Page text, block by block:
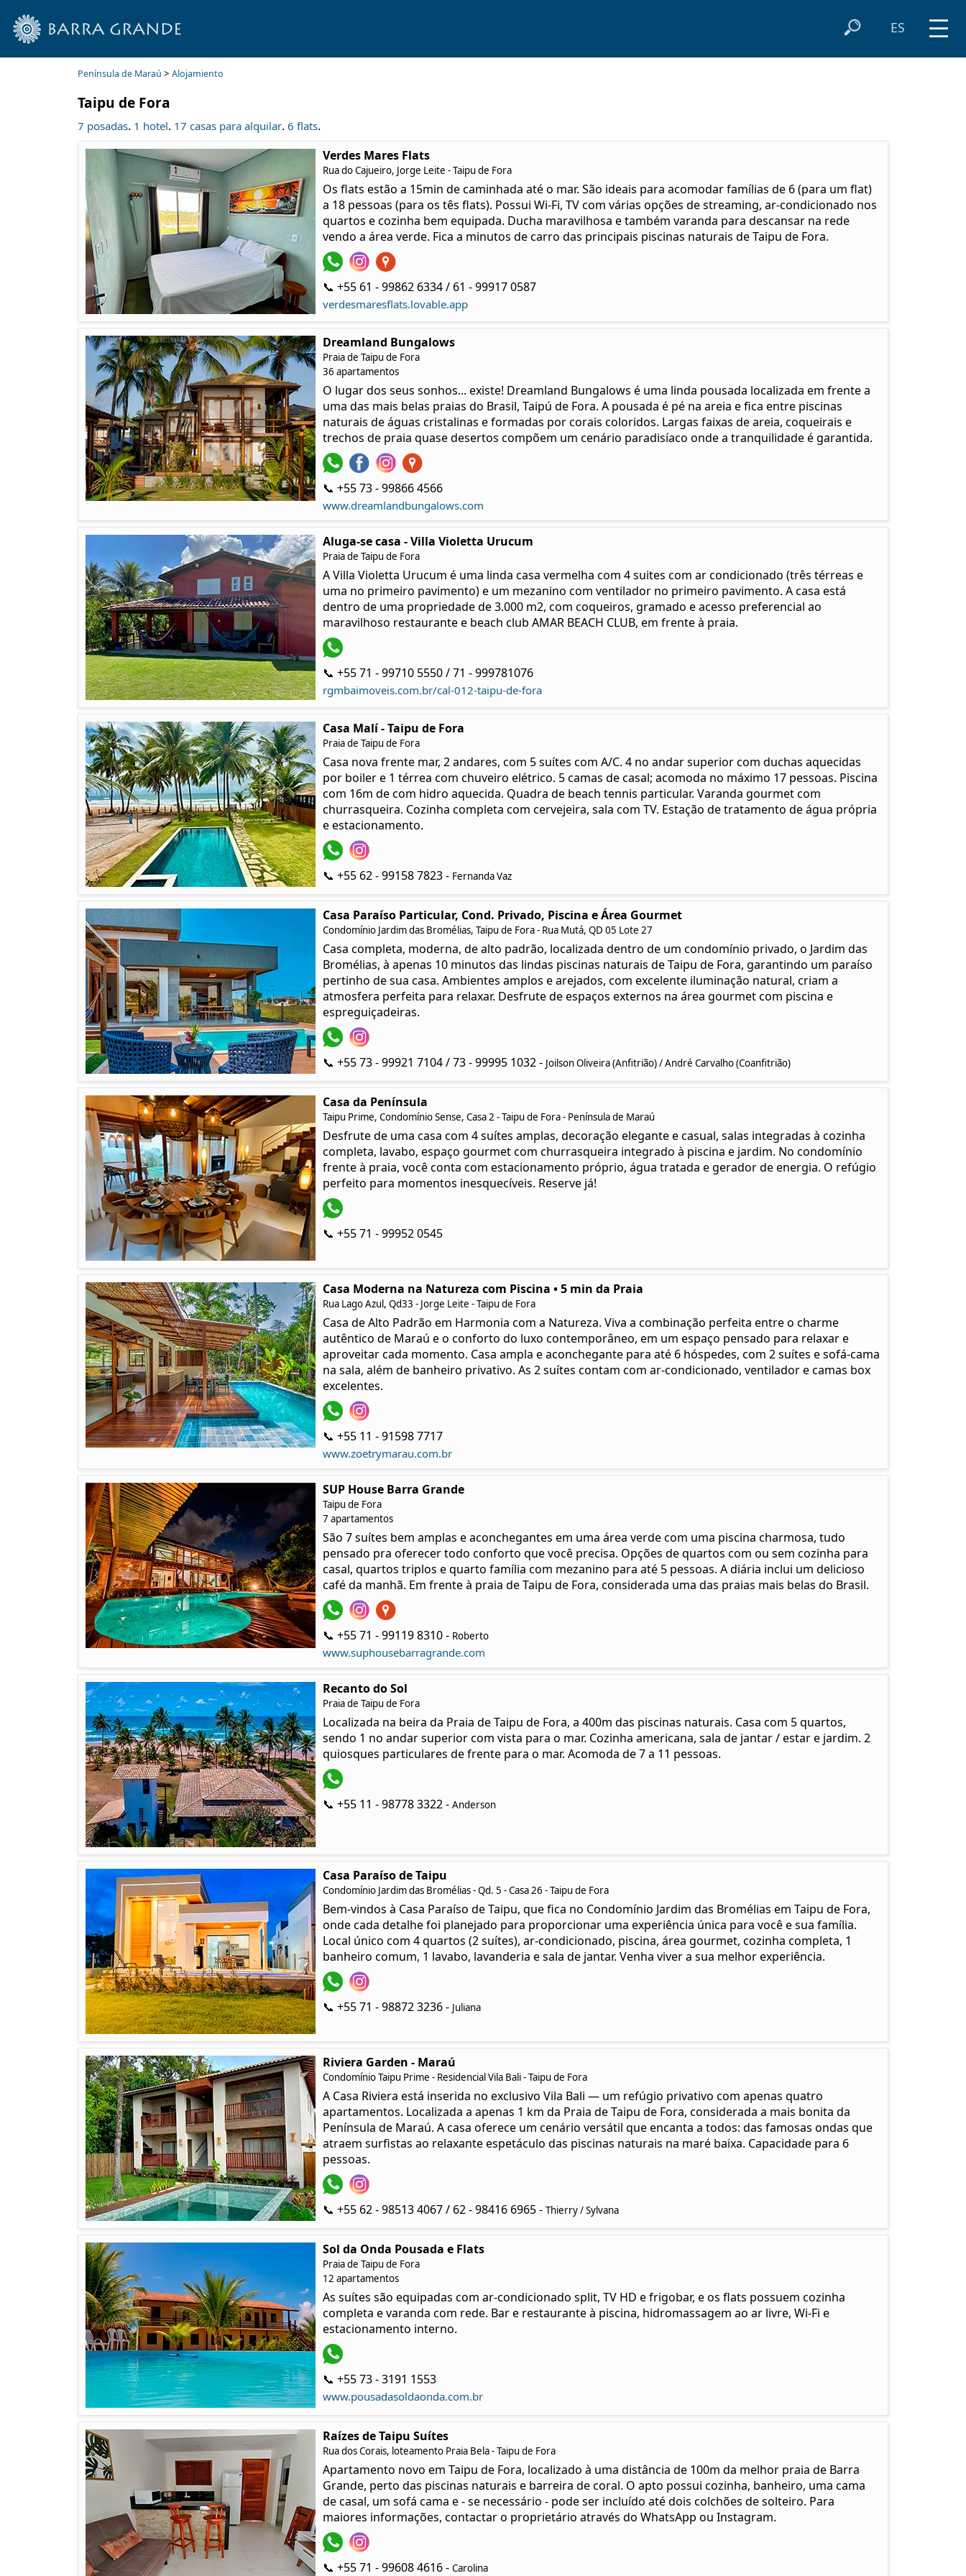
ES
Península de Maraú > Alojamiento
Taipu de Fora
7 posadas. 1 hotel. 17 casas para alquilar. 6 flats.
Verdes Mares Flats
Rua do Cajueiro, Jorge Leite - Taipu de Fora
Os flats estão a 15min de caminhada até o mar. São ideais para acomodar famílias de 6 (para um flat)
a 18 pessoas (para os tês flats). Possui Wi-Fi, TV com várias opções de streaming, ar-condicionado nos
quartos e cozinha bem equipada. Ducha maravilhosa e também varanda para descansar na rede
vendo a área verde. Fica a minutos de carro das principais piscinas naturais de Taipu de Fora.
📞 +55 61 - 99862 6334 / 61 - 99917 0587
verdesmaresflats.lovable.app
Dreamland Bungalows
Praia de Taipu de Fora
36 apartamentos
O lugar dos seus sonhos... existe! Dreamland Bungalows é uma linda pousada localizada em frente a
uma das mais belas praias do Brasil, Taipú de Fora. A pousada é pé na areia e fica entre piscinas
naturais de águas cristalinas e formadas por corais coloridos. Largas faixas de areia, coqueirais e
trechos de praia quase desertos compõem um cenário paradisíaco onde a tranquilidade é garantida.
📞 +55 73 - 99866 4566
www.dreamlandbungalows.com
Aluga-se casa - Villa Violetta Urucum
Praia de Taipu de Fora
A Villa Violetta Urucum é uma linda casa vermelha com 4 suites com ar condicionado (três térreas e
uma no primeiro pavimento) e um mezanino com ventilador no primeiro pavimento. A casa está
dentro de uma propriedade de 3.000 m2, com coqueiros, gramado e acesso preferencial ao
maravilhoso restaurante e beach club AMAR BEACH CLUB, em frente à praia.
📞 +55 71 - 99710 5550 / 71 - 999781076
rgmbaimoveis.com.br/cal-012-taipu-de-fora
Casa Malí - Taipu de Fora
Praia de Taipu de Fora
Casa nova frente mar, 2 andares, com 5 suítes com A/C. 4 no andar superior com duchas aquecidas
por boiler e 1 térrea com chuveiro elétrico. 5 camas de casal; acomoda no máximo 17 pessoas. Piscina
com 16m de com hidro aquecida. Quadra de beach tennis particular. Varanda gourmet com
churrasqueira. Cozinha completa com cervejeira, sala com TV. Estação de tratamento de água própria
e estacionamento.
📞 +55 62 - 99158 7823 - Fernanda Vaz
Casa Paraíso Particular, Cond. Privado, Piscina e Área Gourmet
Condomínio Jardim das Bromélias, Taipu de Fora - Rua Mutá, QD 05 Lote 27
Casa completa, moderna, de alto padrão, localizada dentro de um condomínio privado, o Jardim das
Bromélias, à apenas 10 minutos das lindas piscinas naturais de Taipu de Fora, garantindo um paraíso
pertinho de sua casa. Ambientes amplos e arejados, com excelente iluminação natural, criam a
atmosfera perfeita para relaxar. Desfrute de espaços externos na área gourmet com piscina e
espreguiçadeiras.
📞 +55 73 - 99921 7104 / 73 - 99995 1032 - Joilson Oliveira (Anfitrião) / André Carvalho (Coanfitrião)
Casa da Península
Taipu Prime, Condomínio Sense, Casa 2 - Taipu de Fora - Península de Maraú
Desfrute de uma casa com 4 suítes amplas, decoração elegante e casual, salas integradas à cozinha
completa, lavabo, espaço gourmet com churrasqueira integrado à piscina e jardim. No condomínio
frente à praia, você conta com estacionamento próprio, água tratada e gerador de energia. O refúgio
perfeito para momentos inesquecíveis. Reserve já!
📞 +55 71 - 99952 0545
Casa Moderna na Natureza com Piscina • 5 min da Praia
Rua Lago Azul, Qd33 - Jorge Leite - Taipu de Fora
Casa de Alto Padrão em Harmonia com a Natureza. Viva a combinação perfeita entre o charme
autêntico de Maraú e o conforto do luxo contemporâneo, em um espaço pensado para relaxar e
aproveitar cada momento. Casa ampla e aconchegante para até 6 hóspedes, com 2 suítes e sofá-cama
na sala, além de banheiro privativo. As 2 suítes contam com ar-condicionado, ventilador e camas box
excelentes.
📞 +55 11 - 91598 7717
www.zoetrymarau.com.br
SUP House Barra Grande
Taipu de Fora
7 apartamentos
São 7 suítes bem amplas e aconchegantes em uma área verde com uma piscina charmosa, tudo
pensado pra oferecer todo conforto que você precisa. Opções de quartos com ou sem cozinha para
casal, quartos triplos e quarto família com mezanino para até 5 pessoas. A diária inclui um delicioso
café da manhã. Em frente à praia de Taipu de Fora, considerada uma das praias mais belas do Brasil.
📞 +55 71 - 99119 8310 - Roberto
www.suphousebarragrande.com
Recanto do Sol
Praia de Taipu de Fora
Localizada na beira da Praia de Taipu de Fora, a 400m das piscinas naturais. Casa com 5 quartos,
sendo 1 no andar superior com vista para o mar. Cozinha americana, sala de jantar / estar e jardim. 2
quiosques particulares de frente para o mar. Acomoda de 7 a 11 pessoas.
📞 +55 11 - 98778 3322 - Anderson
Casa Paraíso de Taipu
Condomínio Jardim das Bromélias - Qd. 5 - Casa 26 - Taipu de Fora
Bem-vindos à Casa Paraíso de Taipu, que fica no Condomínio Jardim das Bromélias em Taipu de Fora,
onde cada detalhe foi planejado para proporcionar uma experiência única para você e sua família.
Local único com 4 quartos (2 suítes), ar-condicionado, piscina, área gourmet, cozinha completa, 1
banheiro comum, 1 lavabo, lavanderia e sala de jantar. Venha viver a sua melhor experiência.
📞 +55 71 - 98872 3236 - Juliana
Riviera Garden - Maraú
Condomínio Taipu Prime - Residencial Vila Bali - Taipu de Fora
A Casa Riviera está inserida no exclusivo Vila Bali — um refúgio privativo com apenas quatro
apartamentos. Localizada a apenas 1 km da Praia de Taipu de Fora, considerada a mais bonita da
Península de Maraú. A casa oferece um cenário versátil que encanta a todos: das famosas ondas que
atraem surfistas ao relaxante espetáculo das piscinas naturais na maré baixa. Capacidade para 6
pessoas.
📞 +55 62 - 98513 4067 / 62 - 98416 6965 - Thierry / Sylvana
Sol da Onda Pousada e Flats
Praia de Taipu de Fora
12 apartamentos
As suítes são equipadas com ar-condicionado split, TV HD e frigobar, e os flats possuem cozinha
completa e varanda com rede. Bar e restaurante à piscina, hidromassagem ao ar livre, Wi-Fi e
estacionamento interno.
📞 +55 73 - 3191 1553
www.pousadasoldaonda.com.br
Raízes de Taipu Suítes
Rua dos Corais, loteamento Praia Bela - Taipu de Fora
Apartamento novo em Taipu de Fora, localizado à uma distância de 100m da melhor praia de Barra
Grande, perto das piscinas naturais e barreira de coral. O apto possui cozinha, banheiro, uma cama
de casal, um sofá cama e - se necessário - pode ser incluído até dois colchões de solteiro. Para
maiores informações, contactar o proprietário através do WhatsApp ou Instagram.
📞 +55 71 - 99608 4616 - Carolina